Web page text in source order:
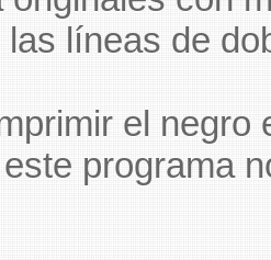
líneas de
el negro
programa